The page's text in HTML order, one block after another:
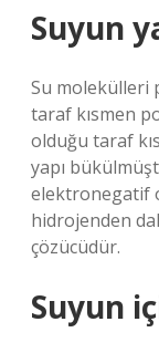
Suyun
Su molekülleri
taraf kısmen
olduğu taraf
yapı
elektronegatif
hidrojenden
çözücüdür.
Suyun